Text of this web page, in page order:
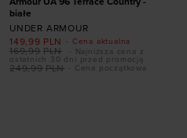
białe
UNDER ARMOUR
- Cena aktualna
149,99 PLN
- Cena początkowa
249,99 PLN
169,99 PLN
- Najniższa cena z
ostatnich 30 dni przed promocją